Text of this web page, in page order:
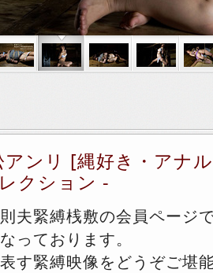
ンリ [縄好き・アナ
クション -
夫緊縛桟敷の会員ページ
っております。
す緊縛映像をどうぞご堪